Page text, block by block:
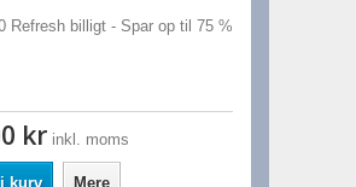
Refresh billigt - Spar op til 75 %
kr inkl. moms
kurv Mere